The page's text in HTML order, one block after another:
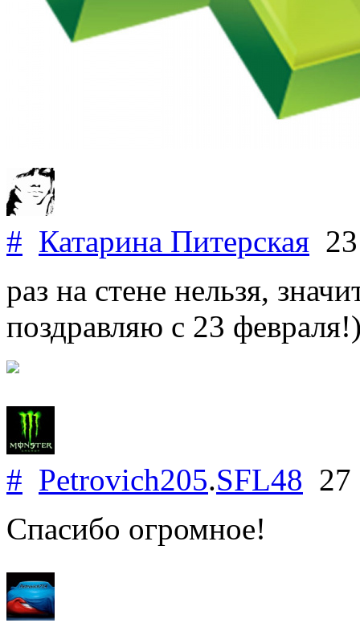
# Катарина Питерская
раз на стене нельзя,
поздравляю с 23
# Petrovich205.SFL48 27
Спасибо огромное!